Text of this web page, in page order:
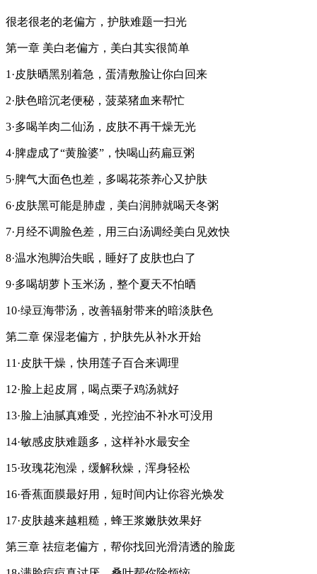
很老很老的老偏方，护肤难题一扫光
第一章 美白老偏方，美白其实很简单
1·皮肤晒黑别着急，蛋清敷脸让你白回来
2·肤色暗沉老便秘，菠菜猪血来帮忙
3·多喝羊肉二仙汤，皮肤不再干燥无光
4·脾虚成了“黄脸婆”，快喝山药扁豆粥
5·脾气大面色也差，多喝花茶养心又护肤
6·皮肤黑可能是肺虚，美白润肺就喝天冬粥
7·月经不调脸色差，用三白汤调经美白见效快
8·温水泡脚治失眠，睡好了皮肤也白了
9·多喝胡萝卜玉米汤，整个夏天不怕晒
10·绿豆海带汤，改善辐射带来的暗淡肤色
第二章 保湿老偏方，护肤先从补水开始
11·皮肤干燥，快用莲子百合来调理
12·脸上起皮屑，喝点栗子鸡汤就好
13·脸上油腻真难受，光控油不补水可没用
14·敏感皮肤难题多，这样补水最安全
15·玫瑰花泡澡，缓解秋燥，浑身轻松
16·香蕉面膜最好用，短时间内让你容光焕发
17·皮肤越来越粗糙，蜂王浆嫩肤效果好
第三章 祛痘老偏方，帮你找回光滑清透的脸庞